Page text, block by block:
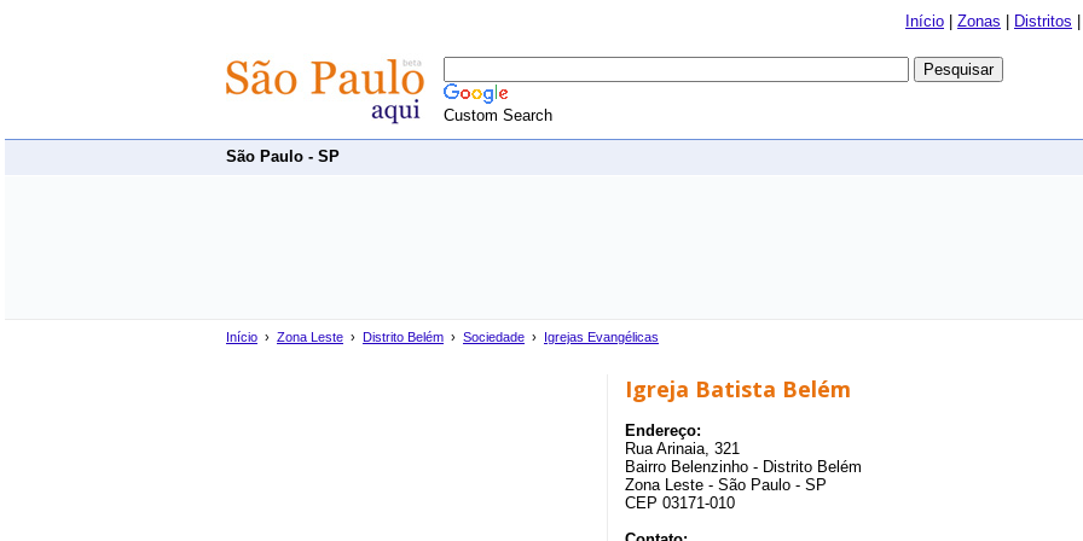
Início Zonas Distritos
Custom Search
São Paulo - SP
Início › Zona Leste › Distrito Belém › Sociedade › Igrejas Evangélicas
Igreja Batista Belém
Endereço:
Rua Arinaia, 321
Bairro Belenzinho - Distrito Belém
Zona Leste - São Paulo - SP
CEP 03171-010